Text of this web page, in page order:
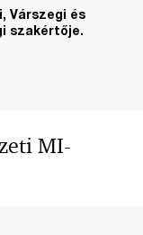
Várszegi és
szakértője.
MI-